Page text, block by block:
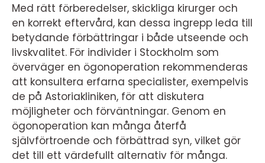
Med rätt förberedelser, skickliga kirurger och
en korrekt eftervård, kan dessa ingrepp leda till
betydande förbättringar i både utseende och
livskvalitet. För individer i Stockholm som
överväger en ögonoperation rekommenderas
att konsultera erfarna specialister, exempelvis
de på Astoriakliniken, för att diskutera
möjligheter och förväntningar. Genom en
ögonoperation kan många återfå
självförtroende och förbättrad syn, vilket gör
det till ett värdefullt alternativ för många.